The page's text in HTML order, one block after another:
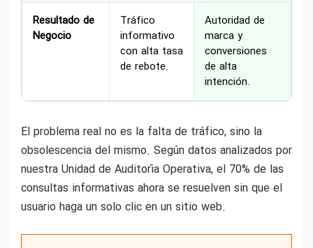
Resultado de
Negocio
Tráfico
informativo
con alta tasa
de rebote.
Autoridad de
marca y
conversiones
de alta
intención.
El problema real no es la falta de tráfico, sino la
obsolescencia del mismo. Según datos analizados por
nuestra Unidad de Auditoría Operativa, el 70% de las
consultas informativas ahora se resuelven sin que el
usuario haga un solo clic en un sitio web.